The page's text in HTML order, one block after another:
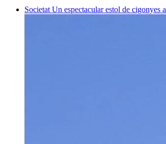
Societat Un espectacular estol de